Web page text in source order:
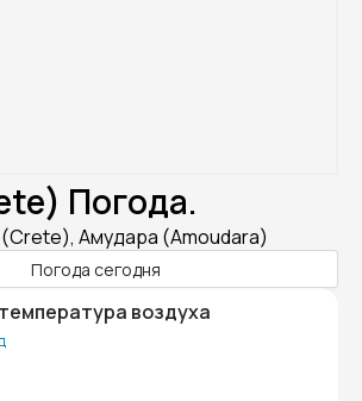
Погода.
Амудара (Amoudara)
Погода сегодня
воздуха